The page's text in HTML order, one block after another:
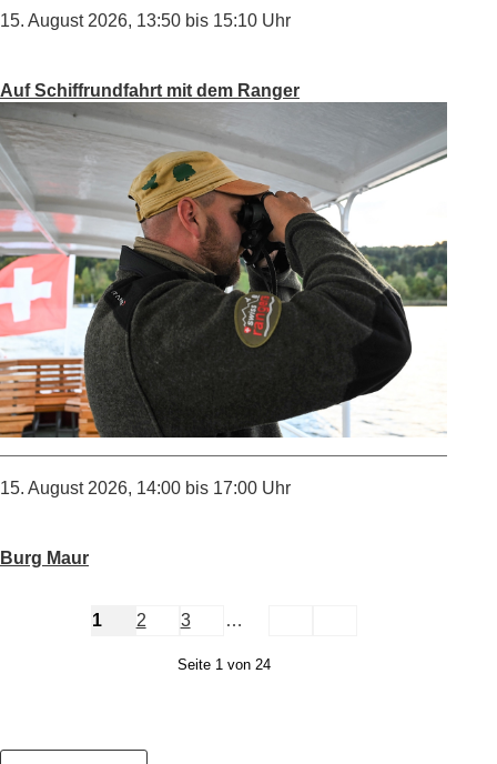
Auf Schiffrundfahrt mit dem Ranger
15. August 2026, 13:50 bis 15:10 Uhr
Burg Maur
15. August 2026, 14:00 bis 17:00 Uhr
1 2 3 …
Seite 1 von 24